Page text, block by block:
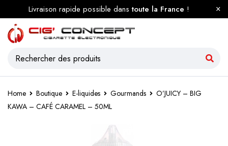
Livraison rapide possible danstoute la France !
Home Boutique E-liquides Gourmands
O’JUICY – BIG
KAWA – CAFÉ CARAMEL – 50ML